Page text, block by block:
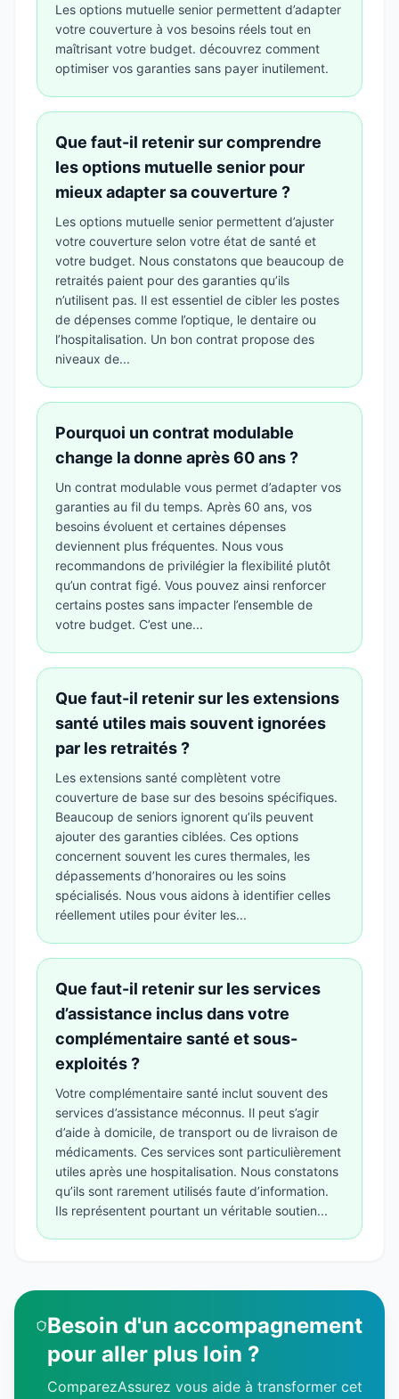
Les options mutuelle senior permettent d’adapter
votre couverture à vos besoins réels tout en
maîtrisant votre budget. découvrez comment
optimiser vos garanties sans payer inutilement.
Que faut-il retenir sur comprendre
les options mutuelle senior pour
mieux adapter sa couverture ?
Les options mutuelle senior permettent d’ajuster
votre couverture selon votre état de santé et
votre budget. Nous constatons que beaucoup de
retraités paient pour des garanties qu’ils
n’utilisent pas. Il est essentiel de cibler les postes
de dépenses comme l’optique, le dentaire ou
l’hospitalisation. Un bon contrat propose des
niveaux de...
Pourquoi un contrat modulable
change la donne après 60 ans ?
Un contrat modulable vous permet d’adapter vos
garanties au fil du temps. Après 60 ans, vos
besoins évoluent et certaines dépenses
deviennent plus fréquentes. Nous vous
recommandons de privilégier la flexibilité plutôt
qu’un contrat figé. Vous pouvez ainsi renforcer
certains postes sans impacter l’ensemble de
votre budget. C’est une...
Que faut-il retenir sur les extensions
santé utiles mais souvent ignorées
par les retraités ?
Les extensions santé complètent votre
couverture de base sur des besoins spécifiques.
Beaucoup de seniors ignorent qu’ils peuvent
ajouter des garanties ciblées. Ces options
concernent souvent les cures thermales, les
dépassements d’honoraires ou les soins
spécialisés. Nous vous aidons à identifier celles
réellement utiles pour éviter les...
Que faut-il retenir sur les services
d’assistance inclus dans votre
complémentaire santé et sous-
exploités ?
Votre complémentaire santé inclut souvent des
services d’assistance méconnus. Il peut s’agir
d’aide à domicile, de transport ou de livraison de
médicaments. Ces services sont particulièrement
utiles après une hospitalisation. Nous constatons
qu’ils sont rarement utilisés faute d’information.
Ils représentent pourtant un véritable soutien...
Besoin d'un accompagnement
pour aller plus loin ?
ComparezAssurez vous aide à transformer cet